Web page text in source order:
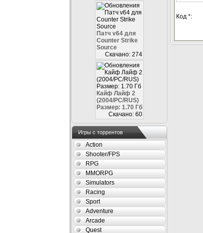
Патч v64 для
Counter Strike
Source
Скачано: 274
Кайф Лайф 2
(2004/PC/RUS)
Размер: 1.70 Гб
Скачано: 60
Игры с торрентов
Action
Shooter/FPS
RPG
MMORPG
Simulators
Racing
Sport
Adventure
Arcade
Quest
Код *: